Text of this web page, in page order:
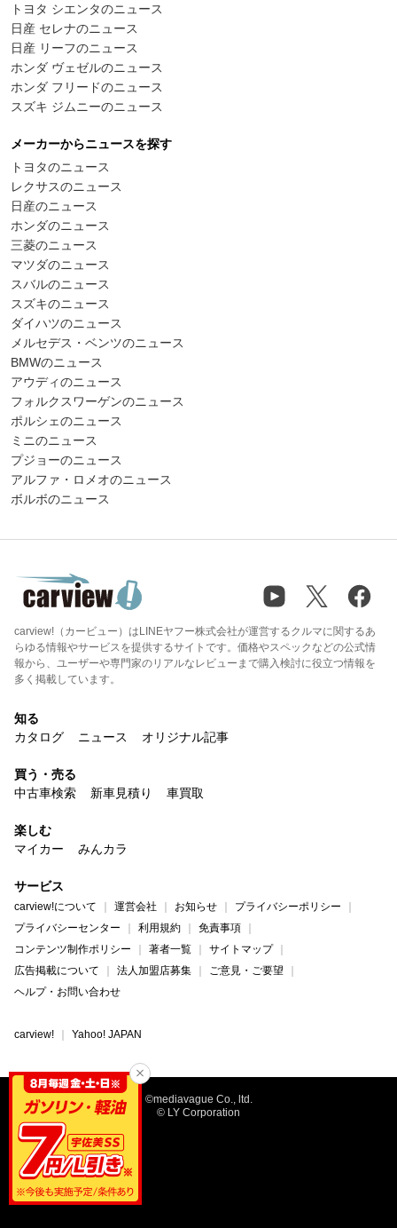
トヨタ シエンタのニュース
日産 セレナのニュース
日産 リーフのニュース
ホンダ ヴェゼルのニュース
ホンダ フリードのニュース
スズキ ジムニーのニュース
メーカーからニュースを探す
トヨタのニュース
レクサスのニュース
日産のニュース
ホンダのニュース
三菱のニュース
マツダのニュース
スバルのニュース
スズキのニュース
ダイハツのニュース
メルセデス・ベンツのニュース
BMWのニュース
アウディのニュース
フォルクスワーゲンのニュース
ポルシェのニュース
ミニのニュース
プジョーのニュース
アルファ・ロメオのニュース
ボルボのニュース
carview!（カービュー）はLINEヤフー株式会社が運営するクルマに関するあ
らゆる情報やサービスを提供するサイトです。価格やスペックなどの公式情
報から、ユーザーや専門家のリアルなレビューまで購入検討に役立つ情報を
多く掲載しています。
知る
カタログ
ニュース オリジナル記事
買う・売る
中古車検索
新車見積り 車買取
楽しむ
マイカー
みんカラ
サービス
carview!について 運営会社 お知らせ
プライバシーポリシー
プライバシーセンター
利用規約
免責事項
コンテンツ制作ポリシー
著者一覧
サイトマップ
広告掲載について
法人加盟店募集
ご意見・ご要望
ヘルプ・お問い合わせ
carview! Yahoo! JAPAN
©mediavague Co., ltd.
© LY Corporation